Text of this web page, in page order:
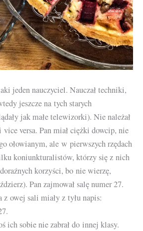
jeden nauczyciel. Nauczał techniki,
jeszcze na tych starych
jak małe telewizorki). Nie należał
versa. Pan miał ciężki dowcip, nie
ołowianym, ale w pierwszych rzędach
koniunkturalistów, którzy się z nich
korzyści, bo nie wierzę,
Pan zajmował salę numer 27.
z owej sali miały z tyłu napis:
ich sobie nie zabrał do innej klasy.